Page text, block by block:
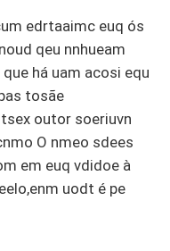
edrtaaimc euq ós
qeu nnhueam
há uam acosi equ
tosãe
outor soeriuvn
O nmeo sdees
em euq vdidoe à
uodt é pe